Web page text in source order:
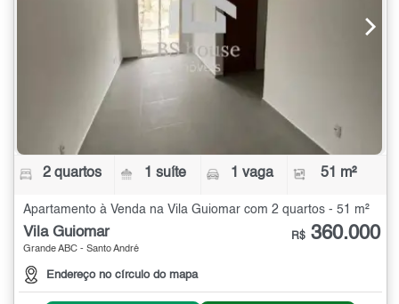
2 quartos 1 suíte 1 vaga 51 m²
Apartamento à Venda na Vila Guiomar com 2 quartos - 51 m²
Vila Guiomar
Grande ABC - Santo André
Endereço no círculo do mapa
R$ 360.000